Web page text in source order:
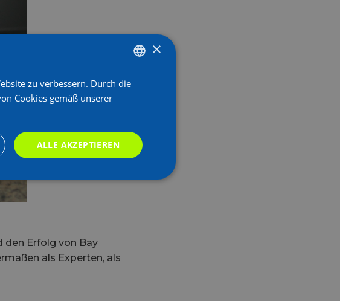
Erfolg von Bay
als Experten, als
GERMAN
×
zu verbessern. Durch die
Cookies gemäß unserer
ALLE AKZEPTIEREN